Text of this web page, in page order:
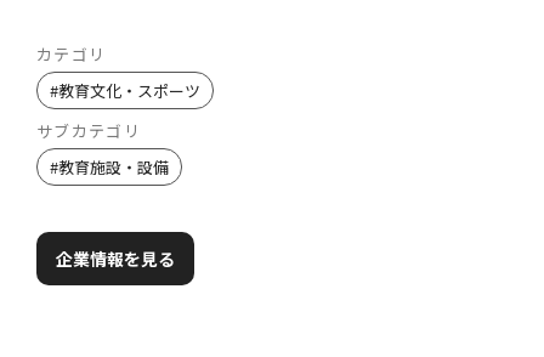
カテゴリ
#教育文化・スポーツ
サブカテゴリ
#教育施設・設備
企業情報を見る